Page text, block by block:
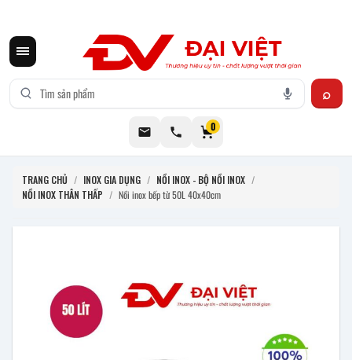
0
TRANG CHỦ / INOX GIA DỤNG / NỒI INOX - BỘ NỒI INOX /
NỒI INOX THÂN THẤP / Nồi inox bếp từ 50L 40x40cm